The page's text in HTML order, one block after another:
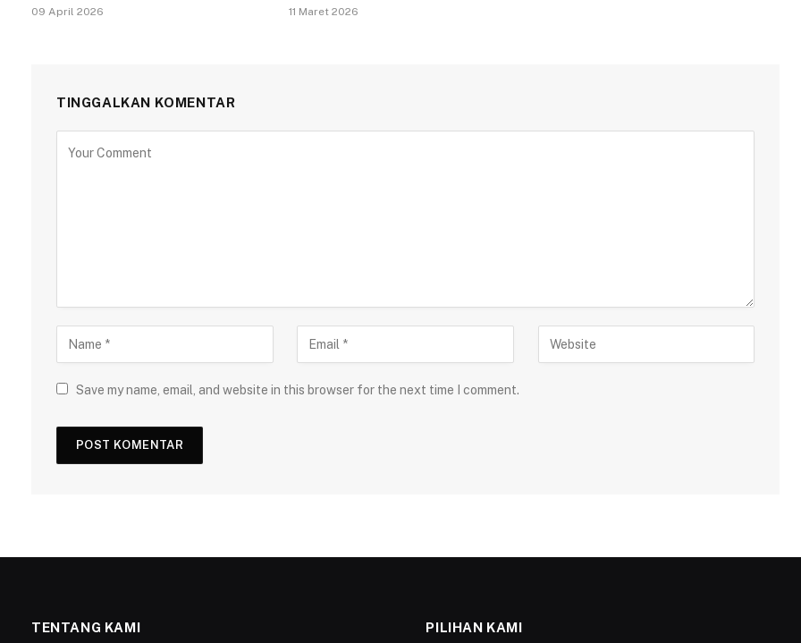
09 April 2026 11 Maret 2026
TINGGALKAN KOMENTAR
Save my name, email, and website in this browser for the next time I comment.
TENTANG KAMI PILIHAN KAMI